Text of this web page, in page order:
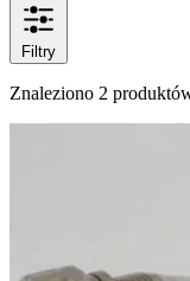
Filtry
Znaleziono 2